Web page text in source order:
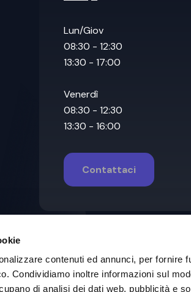
contenuti ed annunci, per fornire
Condividiamo inoltre informazioni sul
di analisi dei dati web, pubblicità e
Lun/Giov
08:30 - 12:30
13:30 - 17:00
Venerdì
08:30 - 12:30
13:30 - 16:00
Contattaci